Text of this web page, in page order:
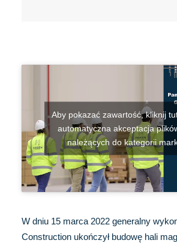
Aby pokazać zawartość, kliknij
automatyczna akceptacja
należących do kategorii
W dniu 15 marca 2022 generalny
Construction ukończył budowę hali